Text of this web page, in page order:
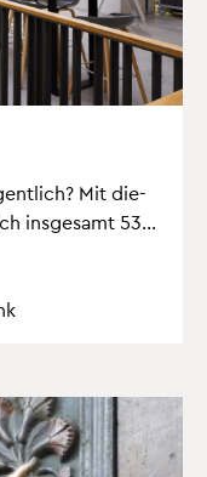
Mit die­
ins­ge­samt 53...